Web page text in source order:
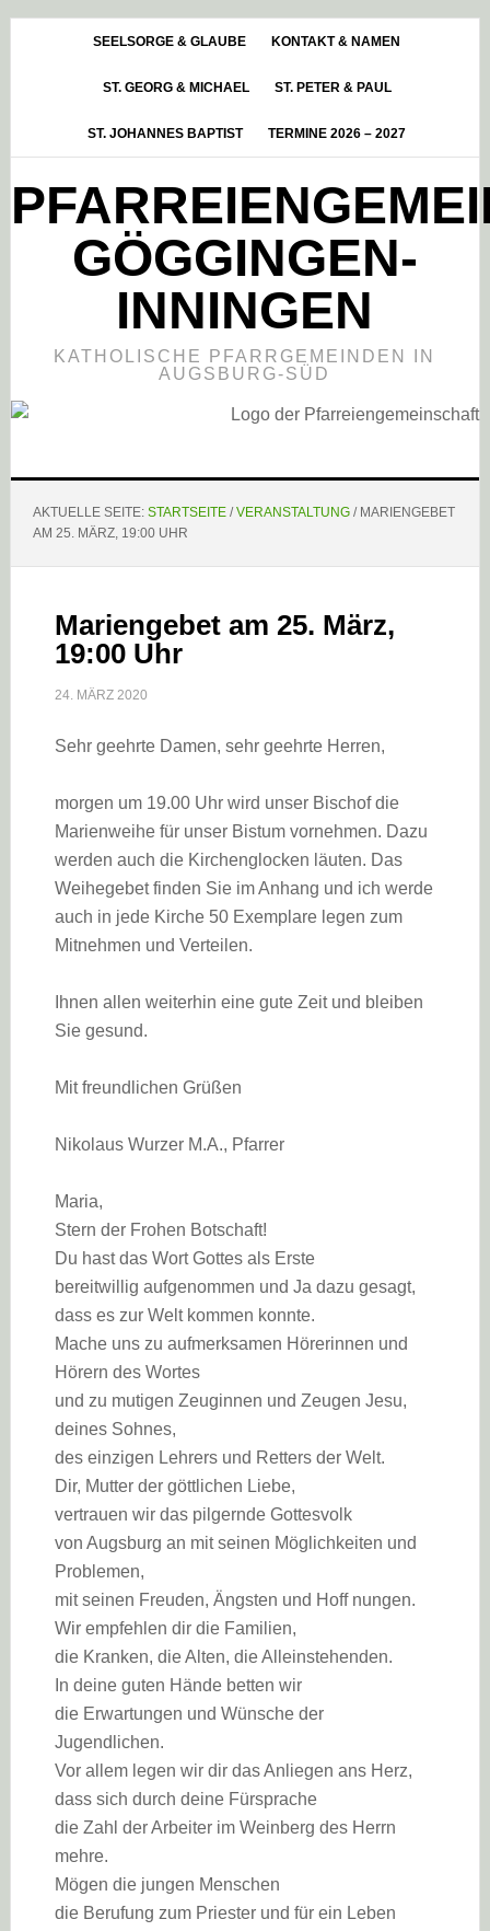
HauptsidebarSEELSORGE & GLAUBE KONTAKT & NAMEN
ST. GEORG & MICHAEL ST. PETER & PAUL
ST. JOHANNES BAPTIST TERMINE 2026 – 2027
GÖGGINGEN-
INNINGEN
KATHOLISCHE PFARRGEMEINDEN IN
AUGSBURG-SÜD
AKTUELLE SEITE: STARTSEITE / VERANSTALTUNG /MARIENGEBET
AM 25. MÄRZ, 19:00 UHR
Mariengebet am 25. März,
19:00 Uhr
24. MÄRZ 2020
Sehr geehrte Damen, sehr geehrte Herren,
morgen um 19.00 Uhr wird unser Bischof die
Marienweihe für unser Bistum vornehmen. Dazu
werden auch die Kirchenglocken läuten. Das
Weihegebet finden Sie im Anhang und ich werde
auch in jede Kirche 50 Exemplare legen zum
Mitnehmen und Verteilen.
Ihnen allen weiterhin eine gute Zeit und bleiben
Sie gesund.
Mit freundlichen Grüßen
Nikolaus Wurzer M.A., Pfarrer
Maria,
Stern der Frohen Botschaft!
Du hast das Wort Gottes als Erste
bereitwillig aufgenommen und Ja dazu gesagt,
dass es zur Welt kommen konnte.
Mache uns zu aufmerksamen Hörerinnen und
Hörern des Wortes
und zu mutigen Zeuginnen und Zeugen Jesu,
deines Sohnes,
des einzigen Lehrers und Retters der Welt.
Dir, Mutter der göttlichen Liebe,
vertrauen wir das pilgernde Gottesvolk
von Augsburg an mit seinen Möglichkeiten und
Problemen,
mit seinen Freuden, Ängsten und Hoff nungen.
Wir empfehlen dir die Familien,
die Kranken, die Alten, die Alleinstehenden.
In deine guten Hände betten wir
die Erwartungen und Wünsche der
Jugendlichen.
Vor allem legen wir dir das Anliegen ans Herz,
dass sich durch deine Fürsprache
die Zahl der Arbeiter im Weinberg des Herrn
mehre.
Mögen die jungen Menschen
die Berufung zum Priester und für ein Leben